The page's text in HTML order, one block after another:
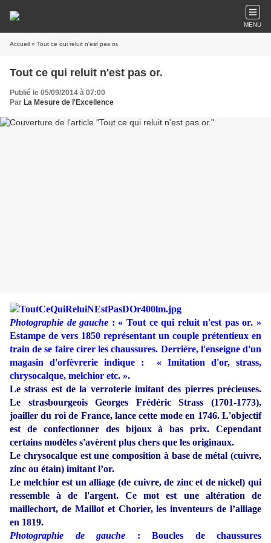
MENU
Accueil » Tout ce qui reluit n'est pas or.
Tout ce qui reluit n'est pas or.
Publié le 05/09/2014 à 07:00
Par La Mesure de l'Excellence
Photographie de gauche : « Tout ce qui reluit n'est pas or. »
Estampe de vers 1850 représentant un couple prétentieux en
train de se faire cirer les chaussures. Derrière, l'enseigne d'un
magasin d'orfèvrerie indique : « Imitation d'or, strass,
chrysocalque, melchior etc. ».
Le strass est de la verroterie imitant des pierres précieuses.
Le strasbourgeois Georges Frédéric Strass (1701-1773),
joailler du roi de France, lance cette mode en 1746. L'objectif
est de confectionner des bijoux à bas prix. Cependant
certains modèles s'avèrent plus chers que les originaux.
Le chrysocalque est une composition à base de métal (cuivre,
zinc ou étain) imitant l’or.
Le melchior est un alliage (de cuivre, de zinc et de nickel) qui
ressemble à de l'argent. Ce mot est une altération de
maillechort, de Maillot et Chorier, les inventeurs de l’alliage
en 1819.
Photographie de gauche : Boucles de chaussures